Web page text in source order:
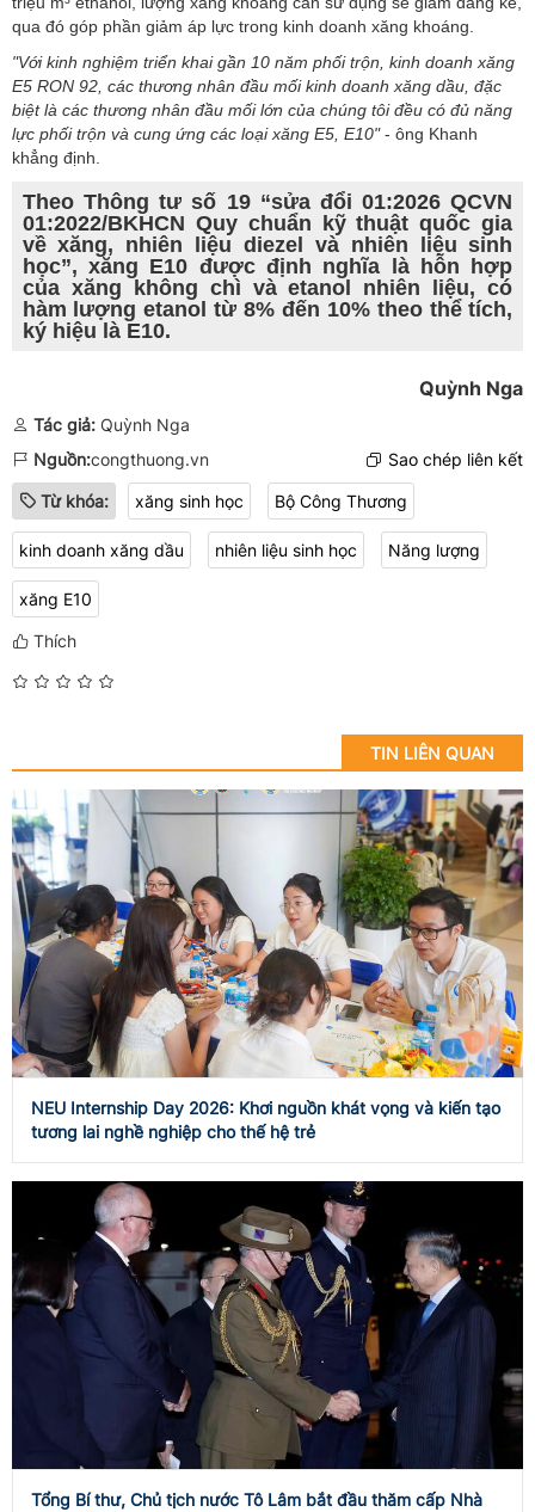
qua đó góp phần giảm áp lực trong kinh doanh xăng khoáng.
"Với kinh nghiệm triển khai gần 10 năm phối trộn, kinh doanh xăng
E5 RON 92, các thương nhân đầu mối kinh doanh xăng dầu, đặc
biệt là các thương nhân đầu mối lớn của chúng tôi đều có đủ năng
lực phối trộn và cung ứng các loại xăng E5, E10"- ông Khanh
khẳng định.
Theo Thông tư số 19 “sửa đổi 01:2026 QCVN
01:2022/BKHCN Quy chuẩn kỹ thuật quốc gia
về xăng, nhiên liệu diezel và nhiên liệu sinh
học”, xăng E10 được định nghĩa là hỗn hợp
của xăng không chì và etanol nhiên liệu, có
hàm lượng etanol từ 8% đến 10% theo thể tích,
ký hiệu là E10.
Quỳnh Nga
Tác giả: Quỳnh Nga
Nguồn:congthuong.vn Sao chép liên kết
Từ khóa: xăng sinh học Bộ Công Thương
kinh doanh xăng dầu nhiên liệu sinh học Năng lượng
xăng E10
Thích
TIN LIÊN QUAN
NEU Internship Day 2026: Khơi nguồn khát vọng và kiến tạo
tương lai nghề nghiệp cho thế hệ trẻ
Tổng Bí thư, Chủ tịch nước Tô Lâm bắt đầu thăm cấp Nhà